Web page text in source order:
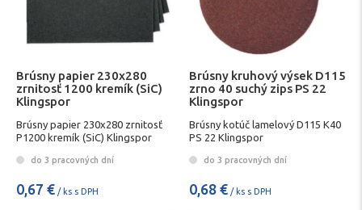
Brúsny papier 230x280
zrnitosť 1200 kremík (SiC)
Klingspor
Brúsny papier 230x280 zrnitosť
P1200 kremík (SiC) Klingspor
do 3 pracovných dní
0,67 € / ks s DPH
Brúsny kruhový výsek D115
zrno 40 suchý zips PS 22
Klingspor
Brúsny kotúč lamelový D115 K40
PS 22 Klingspor
do 3 pracovných dní
0,68 € / ks s DPH